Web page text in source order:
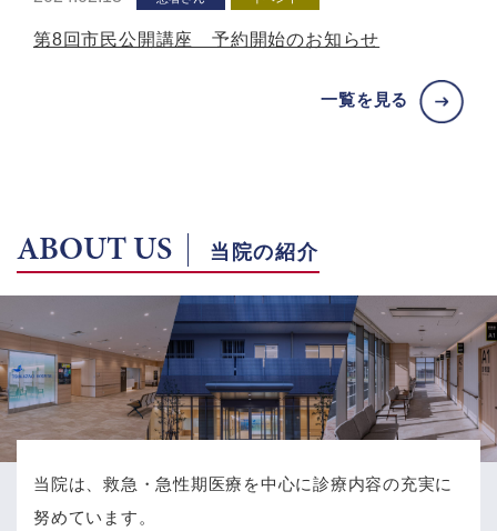
第8回市民公開講座 予約開始のお知らせ
一覧を見る
ABOUT US 当院の紹介
当院は、救急・急性期医療を中心に診療内容の充実に
努めています。